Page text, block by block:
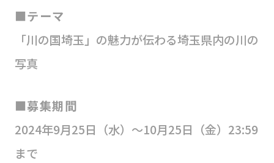
■テーマ
「川の国埼玉」の魅力が伝わる埼玉県内の川の
写真
■募集期間
2024年9月25日（水）～10月25日（金）23:59
まで